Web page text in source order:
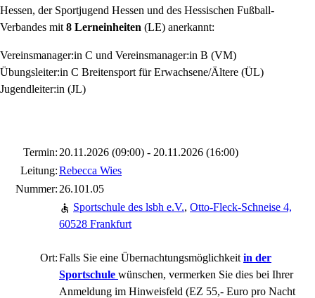
Hessen, der Sportjugend Hessen und des Hessischen Fußball-
Verbandes mit 8 Lerneinheiten (LE) anerkannt:
Vereinsmanager:in C und Vereinsmanager:in B (VM)
Übungsleiter:in C Breitensport für Erwachsene/Ältere (ÜL)
Jugendleiter:in (JL)
Termin: 20.11.2026 (09:00) - 20.11.2026 (16:00)
Leitung:Rebecca Wies
Nummer: 26.101.05
Ort:
Sportschule des lsbh e.V., Otto-Fleck-Schneise 4,
60528 Frankfurt
Falls Sie eine Übernachtungsmöglichkeit in der
Sportschule wünschen, vermerken Sie dies bei Ihrer
Anmeldung im Hinweisfeld (EZ 55,- Euro pro Nacht